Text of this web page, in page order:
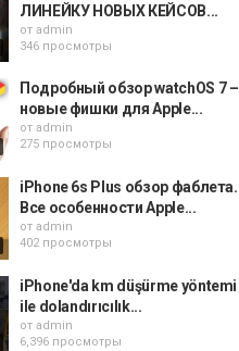
ЛИНЕЙКУ НОВЫХ КЕЙСОВ...
от admin
346 просмотры
Подробный обзор watchOS 7 –
новые фишки для Apple...
от admin
275 просмотры
iPhone 6s Plus обзор фаблета.
Все особенности Apple...
от admin
402 просмотры
iPhone'da km düşürme yöntemi
ile dolandırıcılık...
от admin
6,396 просмотры